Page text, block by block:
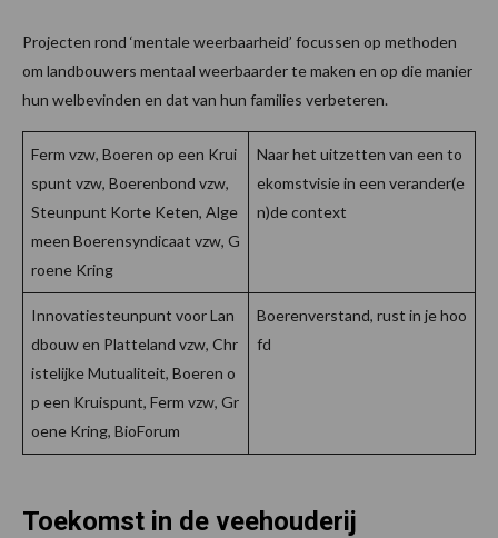
Projecten rond ‘mentale weerbaarheid’ focussen op methoden
om landbouwers mentaal weerbaarder te maken en op die manier
hun welbevinden en dat van hun families verbeteren.
Ferm vzw, Boeren op een Krui
spunt vzw, Boerenbond vzw,
Steunpunt Korte Keten, Alge
meen Boerensyndicaat vzw, G
roene Kring
Naar het uitzetten van een to
ekomstvisie in een verander(e
n)de context
Innovatiesteunpunt voor Lan
dbouw en Platteland vzw, Chr
istelijke Mutualiteit, Boeren o
p een Kruispunt, Ferm vzw, Gr
oene Kring, BioForum
Boerenverstand, rust in je hoo
fd
Toekomst in de veehouderij